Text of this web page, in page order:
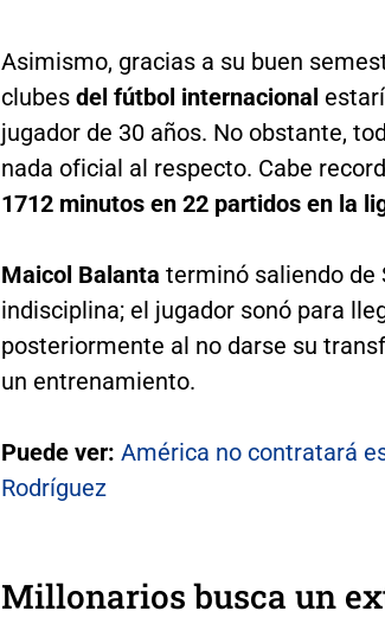
Asimismo, gracias a su buen
clubes del fútbol internacional
jugador de 30 años. No obstante,
nada oficial al respecto. Cabe
1712 minutos en 22 partidos en la
Maicol Balanta terminó saliendo de
indisciplina; el jugador sonó para
posteriormente al no darse su
un entrenamiento.
Puede ver: América no contratará
Rodríguez
Millonarios busca un